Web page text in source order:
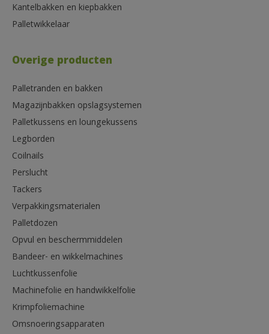
Kantelbakken en kiepbakken
Palletwikkelaar
Overige producten
Palletranden en bakken
Magazijnbakken opslagsystemen
Palletkussens en loungekussens
Legborden
Coilnails
Perslucht
Tackers
Verpakkingsmaterialen
Palletdozen
Opvul en beschermmiddelen
Bandeer- en wikkelmachines
Luchtkussenfolie
Machinefolie en handwikkelfolie
Krimpfoliemachine
Omsnoeringsapparaten